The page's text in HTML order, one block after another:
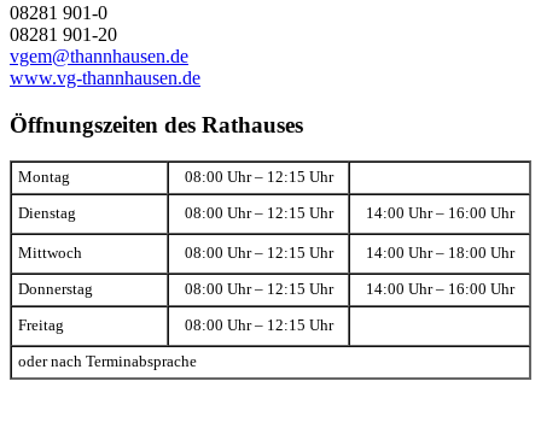
08281 901-0
08281 901-20
vgem@thannhausen.de
www.vg-thannhausen.de
Öffnungszeiten des Rathauses
Montag 08:00 Uhr – 12:15 Uhr
Dienstag 08:00 Uhr – 12:15 Uhr 14:00 Uhr – 16:00 Uhr
Mittwoch 08:00 Uhr – 12:15 Uhr 14:00 Uhr – 18:00 Uhr
Donnerstag 08:00 Uhr – 12:15 Uhr 14:00 Uhr – 16:00 Uhr
Freitag 08:00 Uhr – 12:15 Uhr
oder nach Terminabsprache